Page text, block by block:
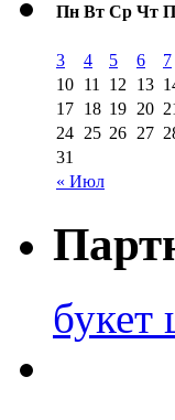
Пн Вт Ср Чт
« Июл
3
4 5 6 7
10 11 12 13
17 18 19 20
24 25 26 27
31
букет